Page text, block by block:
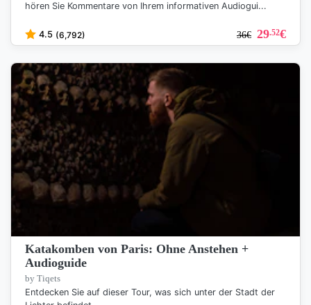
hören Sie Kommentare von Ihrem informativen Audiogui...
4.5 (6,792) 36€ 29.52€
Katakomben von Paris: Ohne Anstehen +
Audioguide
by Tiqets
Entdecken Sie auf dieser Tour, was sich unter der Stadt der